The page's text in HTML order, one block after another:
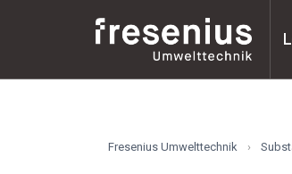
Fresenius Umwelttechnik ›